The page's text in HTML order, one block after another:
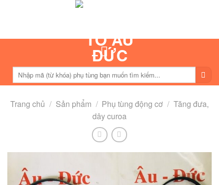
Tìm
kiếm:
Trang chủ / Sản phẩm / Phụ tùng động cơ / Tăng đưa,
dây curoa